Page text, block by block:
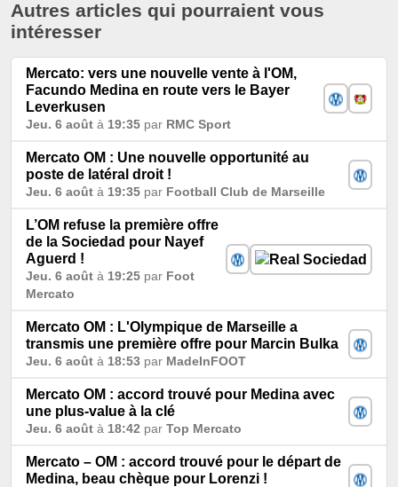
Autres articles qui pourraient vous
intéresser
Mercato: vers une nouvelle vente à l'OM,
Facundo Medina en route vers le Bayer
Leverkusen
Jeu. 6 août à 19:35 par RMC Sport
Mercato OM : Une nouvelle opportunité au
poste de latéral droit !
Jeu. 6 août à 19:35 par Football Club de Marseille
L’OM refuse la première offre
de la Sociedad pour Nayef
Aguerd !
Jeu. 6 août à 19:25 par Foot
Mercato
Mercato OM : L'Olympique de Marseille a
transmis une première offre pour Marcin Bulka
Jeu. 6 août à 18:53 par MadeInFOOT
Mercato OM : accord trouvé pour Medina avec
une plus-value à la clé
Jeu. 6 août à 18:42 par Top Mercato
Mercato – OM : accord trouvé pour le départ de
Medina, beau chèque pour Lorenzi !